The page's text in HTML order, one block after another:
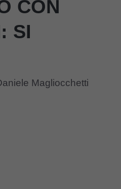
CON
SI
Magliocchetti